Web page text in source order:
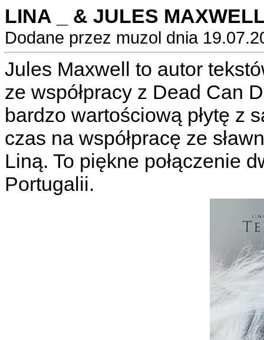
LINA _ & JULES
Dodane przez muzol dnia
Jules Maxwell to autor
ze współpracy z Dead Can
bardzo wartościową płytę z
czas na współpracę ze
Liną. To piękne połączenie
Portugalii.